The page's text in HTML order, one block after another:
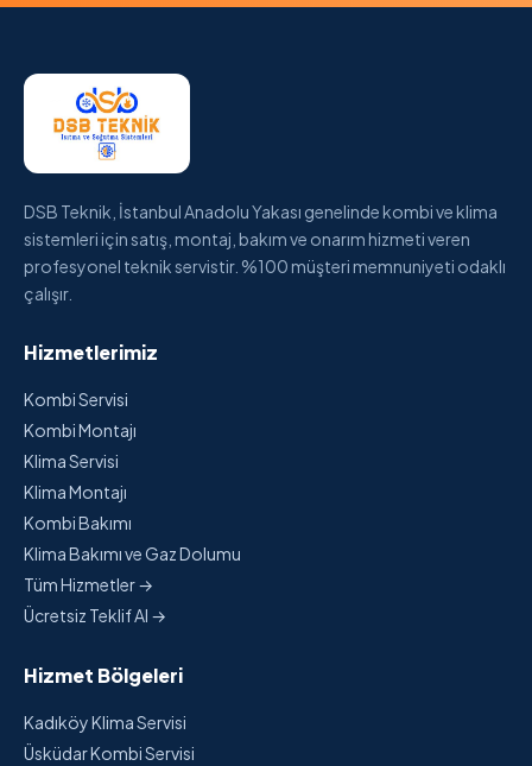
DSB Teknik, İstanbul Anadolu Yakası genelinde kombi ve klima
sistemleri için satış, montaj, bakım ve onarım hizmeti veren
profesyonel teknik servistir. %100 müşteri memnuniyeti odaklı
çalışır.
Hizmetlerimiz
Kombi Servisi
Kombi Montajı
Klima Servisi
Klima Montajı
Kombi Bakımı
Klima Bakımı ve Gaz Dolumu
Tüm Hizmetler →
Ücretsiz Teklif Al →
Hizmet Bölgeleri
Kadıköy Klima Servisi
Üsküdar Kombi Servisi